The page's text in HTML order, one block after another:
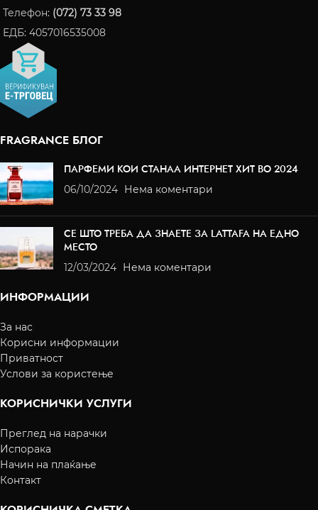
Телефон: (072) 73 33 98
ЕДБ: 4057016535008
FRAGRANCE БЛОГ
ПАРФЕМИ КОИ СТАНАА ИНТЕРНЕТ ХИТ ВО 2024
06/10/2024 Нема коментари
СЕ ШТО ТРЕБА ДА ЗНАЕТЕ ЗА LATTAFA НА ЕДНО
МЕСТО
12/03/2024 Нема коментари
ИНФОРМАЦИИ
За нас
Корисни информации
Приватност
Услови за користење
КОРИСНИЧКИ УСЛУГИ
Преглед на нарачки
Испорака
Начин на плаќање
Контакт